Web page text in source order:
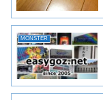
MONSTER